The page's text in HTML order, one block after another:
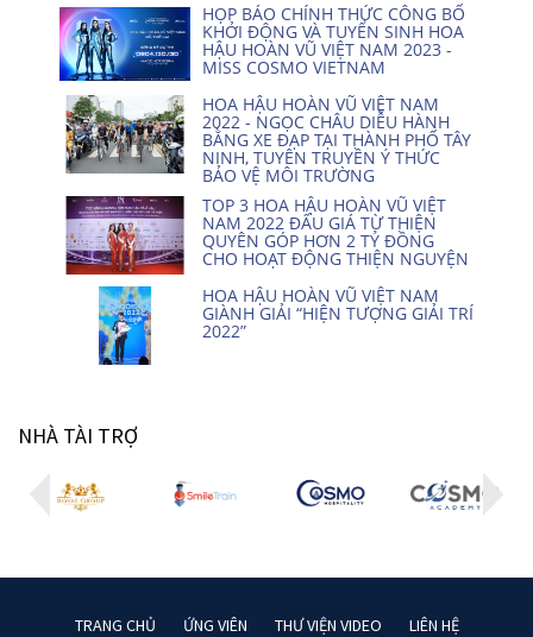
HỌP BÁO CHÍNH THỨC CÔNG BỐ
KHỞI ĐỘNG VÀ TUYỂN SINH HOA
HẬU HOÀN VŨ VIỆT NAM 2023 -
MISS COSMO VIETNAM
HOA HẬU HOÀN VŨ VIỆT NAM
2022 - NGỌC CHÂU DIỄU HÀNH
BẰNG XE ĐẠP TẠI THÀNH PHỐ TÂY
NINH, TUYÊN TRUYỀN Ý THỨC
BẢO VỆ MÔI TRƯỜNG
TOP 3 HOA HẬU HOÀN VŨ VIỆT
NAM 2022 ĐẤU GIÁ TỪ THIỆN
QUYÊN GÓP HƠN 2 TỶ ĐỒNG
CHO HOẠT ĐỘNG THIỆN NGUYỆN
HOA HẬU HOÀN VŨ VIỆT NAM
GIÀNH GIẢI “HIỆN TƯỢNG GIẢI TRÍ
2022”
NHÀ TÀI TRỢ
TRANG CHỦ ỨNG VIÊN THƯ VIỆN VIDEO LIÊN HỆ